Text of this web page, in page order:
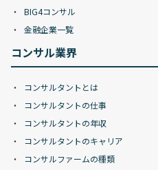
BIG4コンサル
金融企業一覧
コンサル業界
コンサルタントとは
コンサルタントの仕事
コンサルタントの年収
コンサルタントのキャリア
コンサルファームの種類